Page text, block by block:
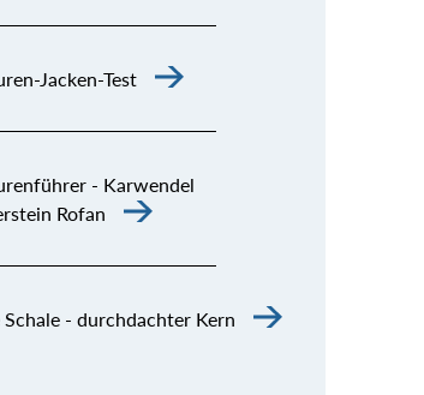
Jacken-Test
- Karwendel
Rofan
- durchdachter Kern